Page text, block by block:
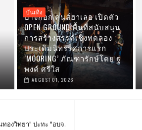
บันเทิง
บางกอก คุนส์ฮาเลอ เปิดตัว
OPEN GROUND พื้นที่สนับสนุน
การสร้างสรรค์เชิงทดลอง
ประเดิมนิทรรศการแรก
‘MOORING’ ภัณฑารักษ์โดย ฐ
พงค์ ศรีใส
AUGUST 01, 2026
องวิทยา" ปะทะ "อบจ.